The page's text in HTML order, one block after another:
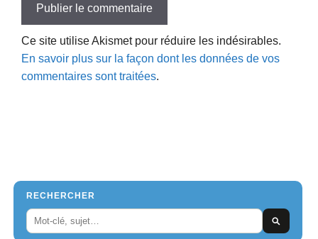
Ce site utilise Akismet pour réduire les indésirables.
En savoir plus sur la façon dont les données de vos
commentaires sont traitées.
RECHERCHER